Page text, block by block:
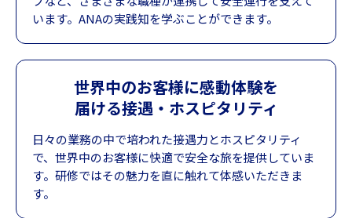
います。ANAの実践知を学ぶことができます。
世界中のお客様に感動体験を
届ける接遇・ホスピタリティ
日々の業務の中で培われた接遇力とホスピタリティ
で、世界中のお客様に快適で安全な旅を提供していま
す。研修ではその魅力を直に触れて体感いただきま
す。